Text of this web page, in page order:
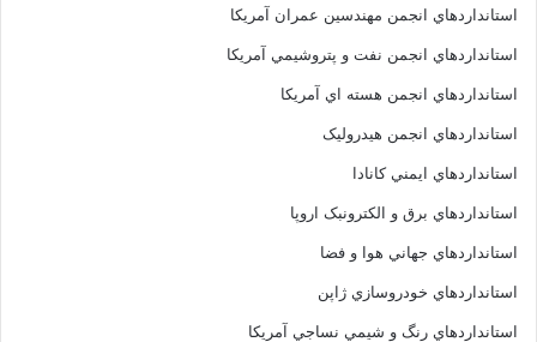
استانداردهاي انجمن مهندسين عمران آمريکا
استانداردهاي انجمن نفت و پتروشيمي آمريکا
استانداردهاي انجمن هسته اي آمريکا
استانداردهاي انجمن هيدروليک
استانداردهاي ايمني کانادا
استانداردهاي برق و الکترونبک اروپا
استانداردهاي جهاني هوا و فضا
استانداردهاي خودروسازي ژاپن
استانداردهاي رنگ و شيمي نساجي آمريکا